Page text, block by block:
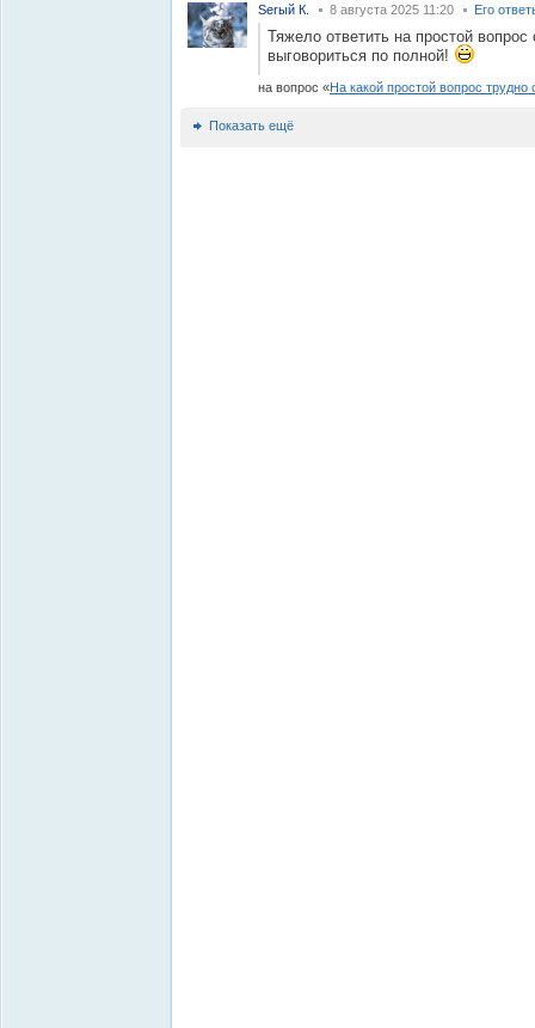
Serый К. 8 августа 2025 11:20 Его
Тяжело ответить на простой
выговориться по полной!
на вопрос На какой простой вопрос трудно
Показать ещё